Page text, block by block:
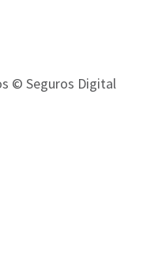
© Seguros Digital